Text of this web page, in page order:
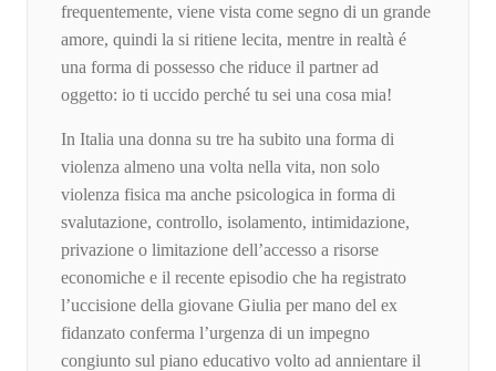
frequentemente, viene vista come segno di un grande
amore, quindi la si ritiene lecita, mentre in realtà é
una forma di possesso che riduce il partner ad
oggetto: io ti uccido perché tu sei una cosa mia!
In Italia una donna su tre ha subito una forma di
violenza almeno una volta nella vita, non solo
violenza fisica ma anche psicologica in forma di
svalutazione, controllo, isolamento, intimidazione,
privazione o limitazione dell’accesso a risorse
economiche e il recente episodio che ha registrato
l’uccisione della giovane Giulia per mano del ex
fidanzato conferma l’urgenza di un impegno
congiunto sul piano educativo volto ad annientare il